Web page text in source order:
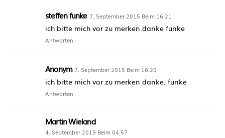
steffen funke 7. September 2015 Beim 16:21
ich bitte mich vor zu merken.danke funke
Antworten
Anonym 7. September 2015 Beim 16:20
ich bitte mich vor zu merken danke. funke
Antworten
Martin Wieland
4. September 2015 Beim 04:57